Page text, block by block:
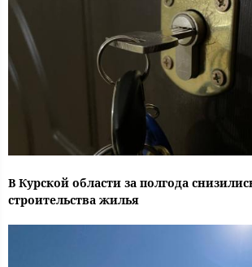
В Курской области за полгода
строительства жилья